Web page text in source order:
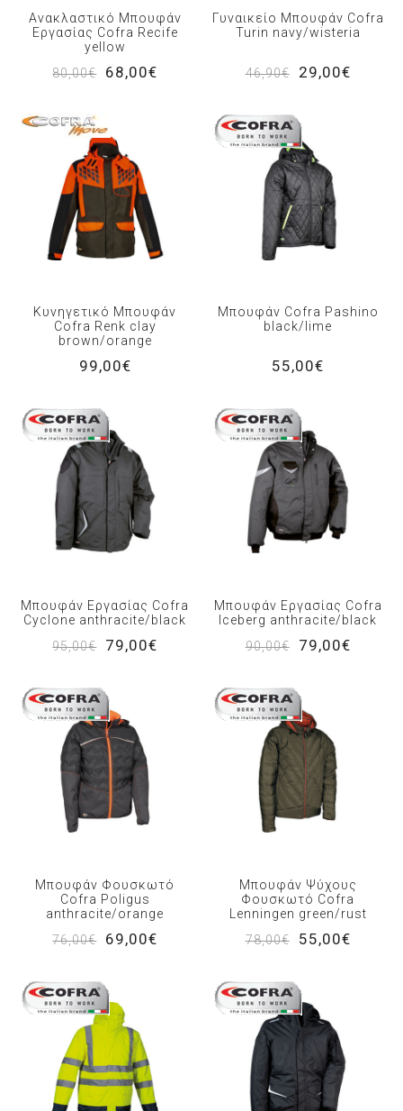
Ανακλαστικό Μπουφάν
Εργασίας Cofra Recife
yellow
80,00€
68,00€
Γυναικείο Μπουφάν Cofra
Turin navy/wisteria
46,90€ 29,00€
Κυνηγετικό Μπουφάν
Cofra Renk clay
brown/orange
99,00€
Μπουφάν Cofra Pashino
black/lime
55,00€
Μπουφάν Εργασίας Cofra
Cyclone anthracite/black
95,00€
79,00€
Μπουφάν Εργασίας Cofra
Iceberg anthracite/black
90,00€
79,00€
Μπουφάν Φουσκωτό
Cofra Poligus
anthracite/orange
76,00€
69,00€
Μπουφάν Ψύχους
Φουσκωτό Cofra
Lenningen green/rust
78,00€
55,00€